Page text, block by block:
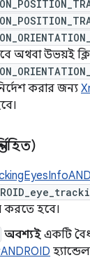
অথবা উভয়ই
করার জন্য
করতে হবে।
অবশ্যই একটি